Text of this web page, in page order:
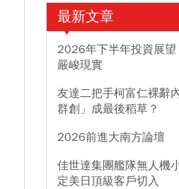
最新文章
2026年下半年投資展望
嚴峻現實
友達二把手柯富仁裸辭
群創」成最後稻草？
2026前進大南方論壇
佳世達集團艦隊無人機
定美日頂級客戶切入